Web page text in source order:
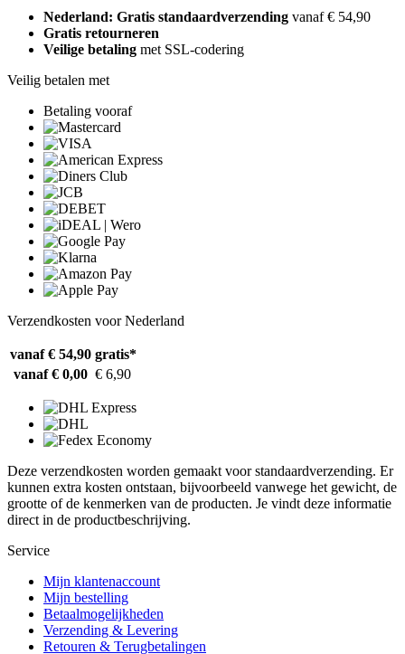
Nederland: Gratis standaardverzending vanaf € 54,90
Gratis retourneren
Veilige betaling met SSL-codering
Veilig betalen met
Betaling vooraf
Verzendkosten voor Nederland
vanaf € 54,90 gratis*
vanaf € 0,00 € 6,90
Deze verzendkosten worden gemaakt voor standaardverzending. Er
kunnen extra kosten ontstaan, bijvoorbeeld vanwege het gewicht, de
grootte of de kenmerken van de producten. Je vindt deze informatie
direct in de productbeschrijving.
Service
Mijn klantenaccount
Mijn bestelling
Betaalmogelijkheden
Verzending & Levering
Retouren & Terugbetalingen